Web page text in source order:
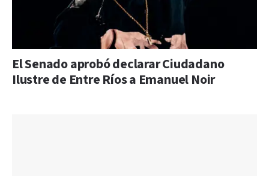
El Senado aprobó declarar Ciudadano
Ilustre de Entre Ríos a Emanuel Noir